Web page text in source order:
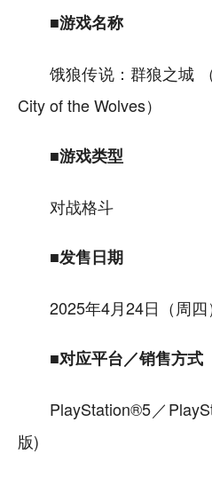
■游戏名称
饿狼传说：群狼之城
City of the Wolves）
■游戏类型
对战格斗
■发售日期
2025年4月24日（周四
■对应平台／销售方式
PlayStation®5／
版)